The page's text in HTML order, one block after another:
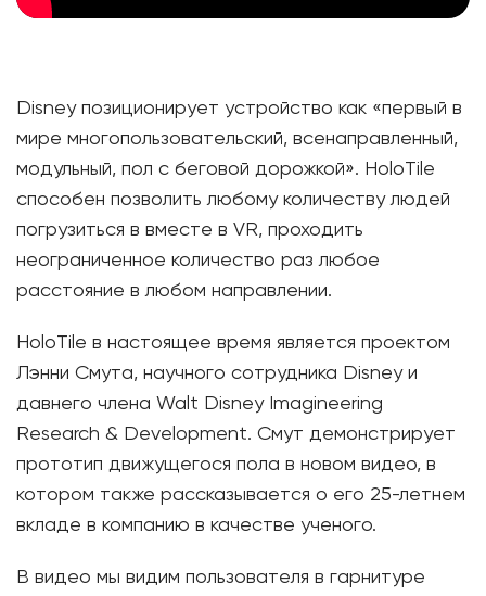
Disney позиционирует устройство как «первый в
мире многопользовательский, всенаправленный,
модульный, пол с беговой дорожкой». HoloTile
способен позволить любому количеству людей
погрузиться в вместе в VR, проходить
неограниченное количество раз любое
расстояние в любом направлении.
HoloTile в настоящее время является проектом
Лэнни Смута, научного сотрудника Disney и
давнего члена Walt Disney Imagineering
Research & Development. Смут демонстрирует
прототип движущегося пола в новом видео, в
котором также рассказывается о его 25-летнем
вкладе в компанию в качестве ученого.
В видео мы видим пользователя в гарнитуре